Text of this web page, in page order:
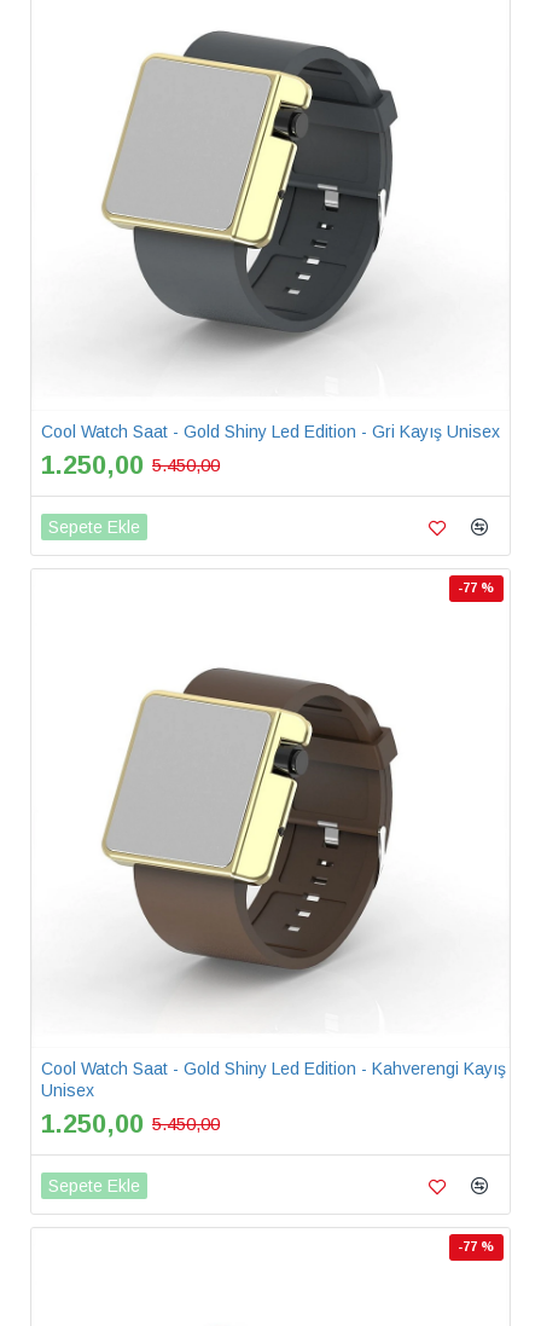
Cool Watch Saat - Gold Shiny Led Edition - Gri Kayış Unisex
1.250,00 5.450,00
Sepete Ekle
-77 %
Cool Watch Saat - Gold Shiny Led Edition - Kahverengi Kayış
Unisex
1.250,00 5.450,00
Sepete Ekle
-77 %